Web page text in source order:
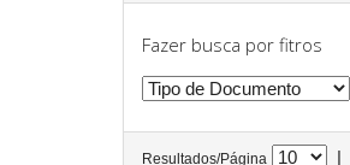
Fazer busca por fitros
Resultados/Página |